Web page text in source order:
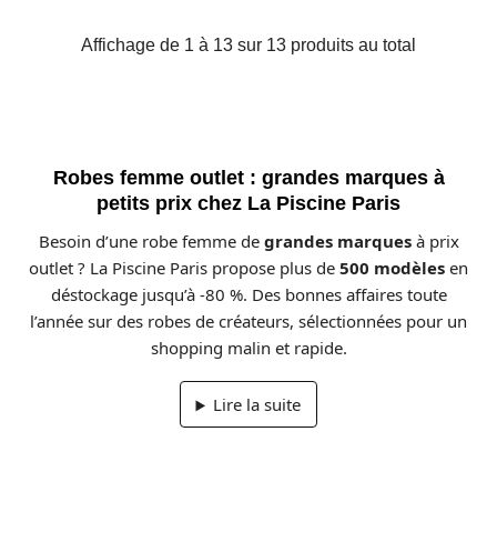
Affichage de 1 à 13 sur 13 produits au total
Robes femme outlet : grandes marques à
petits prix chez La Piscine Paris
Besoin d’une robe femme de grandes marquesà prix
outlet ? La Piscine Paris propose plus de 500 modèles en
déstockage jusqu’à -80 %. Des bonnes affaires toute
l’année sur des robes de créateurs, sélectionnées pour un
shopping malin et rapide.
Lire la suite